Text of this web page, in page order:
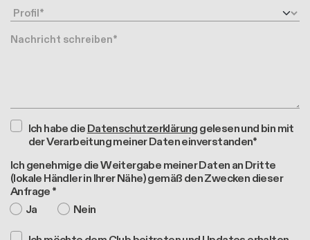
Profil
Nachricht
Ich habe dieDatenschutzerklärunggelesen und bin mit
der Verarbeitung meiner Daten einverstanden*
Ich genehmige die Weitergabe meiner Daten an Dritte
(lokale Händler in Ihrer Nähe) gemäß den Zwecken dieser
Anfrage *
Ja
Nein